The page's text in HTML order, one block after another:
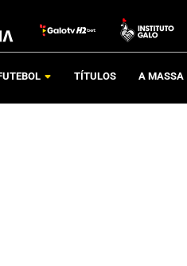
TÍTULOS A MASSA